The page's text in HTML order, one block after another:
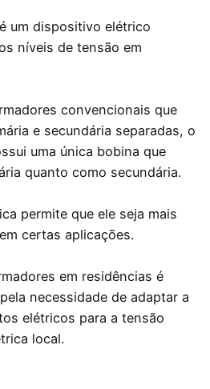
um dispositivo elétrico
níveis de tensão em
convencionais que
e secundária separadas, o
uma única bobina que
quanto como secundária.
permite que ele seja mais
certas aplicações.
em residências é
necessidade de adaptar a
elétricos para a tensão
local.